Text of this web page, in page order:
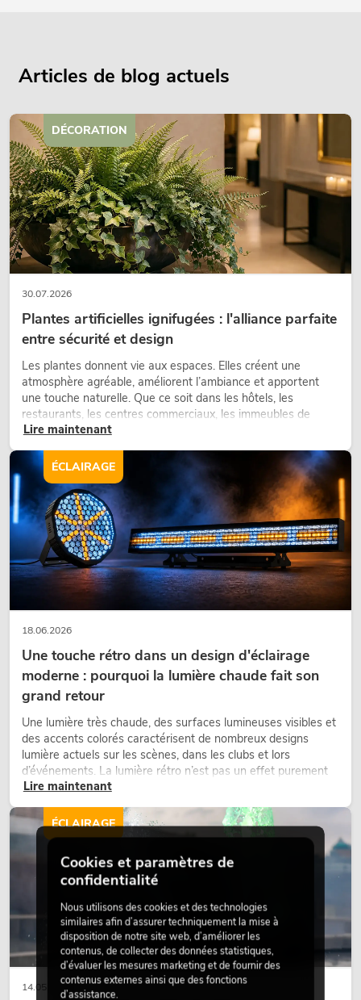
Articles de blog actuels
30.07.2026
Plantes artificielles ignifugées : l'alliance parfaite
entre sécurité et design
Les plantes donnent vie aux espaces. Elles créent une
atmosphère agréable, améliorent l’ambiance et apportent
une touche naturelle. Que ce soit dans les hôtels, les
restaurants, les centres commerciaux, les immeubles de
bureaux ou sur les stands d’exposition, une végétalisation de
d’aménagement modernes.
Lire maintenant
DÉCORATION
18.06.2026
Une touche rétro dans un design d'éclairage
moderne : pourquoi la lumière chaude fait son
grand retour
Une lumière très chaude, des surfaces lumineuses visibles et
des accents colorés caractérisent de nombreux designs
lumière actuels sur les scènes, dans les clubs et lors
d’événements. La lumière rétro n’est pas un effet purement
nostalgique, mais un outil de conception utilisé de manière
scènes et peut rendre les configurations LED techniques plus
émotionnelles.
Lire maintenant
ÉCLAIRAGE
14.05.2026
ÉCLAIRAGE
Cookies et paramètres de
confidentialité
Nous utilisons des cookies et des technologies
similaires afin d’assurer techniquement la mise à
disposition de notre site web, d’améliorer les
contenus, de collecter des données statistiques,
d’évaluer les mesures marketing et de fournir des
contenus externes ainsi que des fonctions
d’assistance.